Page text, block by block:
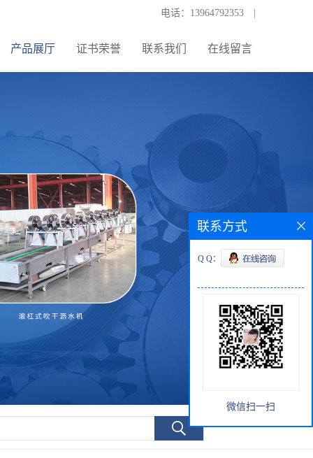
电话： 13964792353
产品展厅 证书荣誉 联系我们 在线留言
联系方式
Q Q：
微信扫一扫